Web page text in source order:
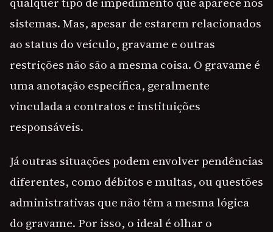
sistemas. Mas, apesar de estarem relacionados
ao status do veículo, gravame e outras
restrições não são a mesma coisa. O gravame é
uma anotação específica, geralmente
vinculada a contratos e instituições
responsáveis.
Já outras situações podem envolver pendências
diferentes, como débitos e multas, ou questões
administrativas que não têm a mesma lógica
do gravame. Por isso, o ideal é olhar o